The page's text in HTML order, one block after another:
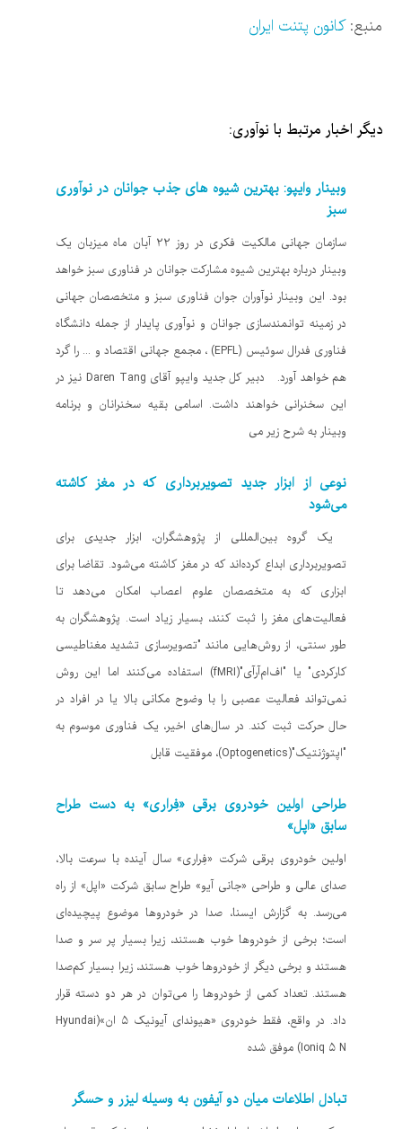
منبع:کانون پتنت ایران
دیگر اخبار مرتبط با نوآوری:
وبینار وایپو: بهترین شیوه های جذب جوانان در نوآوری
سبز
سازمان جهانی مالکیت فکری در روز 22 آبان ماه میزبان یک
وبینار درباره بهترین شیوه مشارکت جوانان در فناوری سبز خواهد
بود. این وبینار نوآوران جوان فناوری سبز و متخصصان جهانی
در زمینه توانمندسازی جوانان و نوآوری پایدار از جمله دانشگاه
فناوری فدرال سوئیس (EPFL) ، مجمع جهانی اقتصاد و ... را گرد
هم خواهد آورد. دبیر کل جدید وایپو آقای Daren Tang نیز در
این سخنرانی خواهند داشت. اسامی بقیه سخنرانان و برنامه
وبینار به شرح زیر می
نوعی از ابزار جدید تصویربرداری که در مغز کاشته
می‌شود
یک گروه بین‌المللی از پژوهشگران، ابزار جدیدی برای
تصویربرداری ابداع کرده‌اند که در مغز کاشته می‌شود. تقاضا برای
ابزاری که به متخصصان علوم اعصاب امکان می‌دهد تا
فعالیت‌های مغز را ثبت کنند، بسیار زیاد است. پژوهشگران به
طور سنتی، از روش‌هایی مانند "تصویرسازی تشدید مغناطیسی
کارکردی" یا "اف‌ام‌آرآی"(fMRI) استفاده می‌کنند اما این روش
نمی‌تواند فعالیت عصبی را با وضوح مکانی بالا یا در افراد در
حال حرکت ثبت کند. در سال‌های اخیر، یک فناوری موسوم به
"اپتوژنتیک"(Optogenetics)، موفقیت قابل
طراحی اولین خودروی برقی «فِراری» به دست طراح
سابق «اپل»
اولین خودروی برقی شرکت «فِراری» سال آینده با سرعت بالا،
صدای عالی و طراحی «جانی آیو» طراح سابق شرکت «اپل» از راه
می‌رسد. به گزارش ایسنا، صدا در خودروها موضوع پیچیده‌ای
است؛ برخی از خودروها خوب هستند، زیرا بسیار پر سر و صدا
هستند و برخی دیگر از خودروها خوب هستند، زیرا بسیار کم‌صدا
هستند. تعداد کمی از خودروها را می‌توان در هر دو دسته قرار
داد. در واقع، فقط خودروی «هیوندای آیونیک ۵ ان»(Hyundai
Ioniq ۵ N) موفق شده
تبادل اطلاعات میان دو آیفون به وسیله لیزر و حسگر